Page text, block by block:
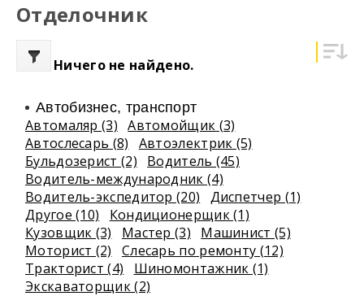
Отделочник
Ничего не найдено.
Автобизнес, транспорт
Автомаляр (3)
Автомойщик (3)
Автослесарь (8)
Автоэлектрик (5)
Бульдозерист (2)
Водитель (45)
Водитель-международник (4)
Водитель-экспедитор (20)
Диспетчер (1)
Другое (10)
Кондиционерщик (1)
Кузовщик (3)
Мастер (3)
Машинист (5)
Моторист (2)
Слесарь по ремонту (12)
Тракторист (4)
Шиномонтажник (1)
Экскаваторщик (2)